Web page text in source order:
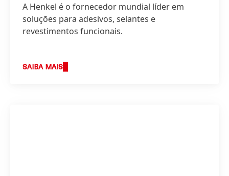
A Henkel é o fornecedor mundial líder em
soluções para adesivos, selantes e
revestimentos funcionais.
SAIBA MAIS